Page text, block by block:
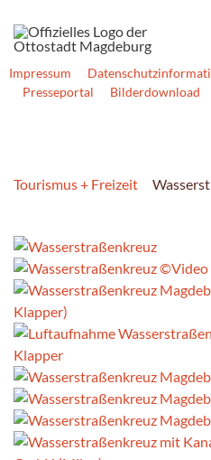
Impressum
Presseportal
Bilderdownload
Tourismus + Freizeit